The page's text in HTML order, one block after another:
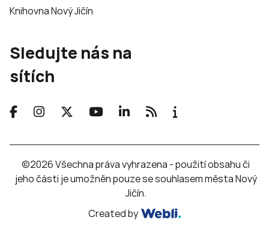
Knihovna Nový Jičín
Sledujte nás na
sítích
©2026 Všechna práva vyhrazena - použití obsahu či
jeho části je umožněn pouze se souhlasem města Nový
Jičín.
Created by